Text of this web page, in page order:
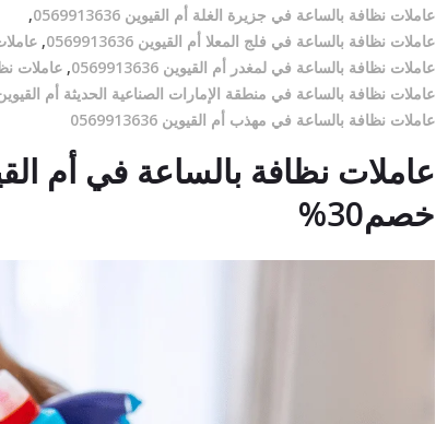
عاملات نظافة بالساعة في جزيرة الغلة أم القيوين 0569913636
,
عاملات نظافة بالساعة في فلج المعلا أم القيوين 0569913636
,
عاملات نظافة بالساعة في لمغدر أم القيوين 0569913636
, عاملات
عاملات نظافة بالساعة في منطقة الإمارات الصناعية الحديثة أم القيوين
عاملات نظافة بالساعة في مهذب أم القيوين 0569913636
خصم30%